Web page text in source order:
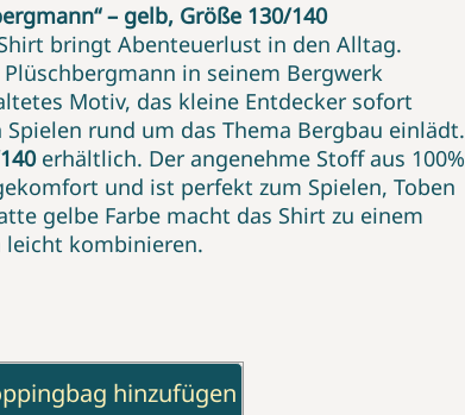
– gelb, Größe 130/140
bringt Abenteuerlust in den Alltag.
in seinem Bergwerk
Motiv, das kleine Entdecker sofort
rund um das Thema Bergbau einlädt.
erhältlich. Der angenehme Stoff aus 100%
und ist perfekt zum Spielen, Toben
gelbe Farbe macht das Shirt zu einem
leicht kombinieren.
hinzufügen